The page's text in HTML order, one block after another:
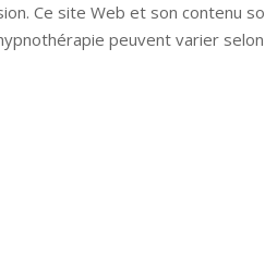
Ce site Web et son contenu
peuvent varier